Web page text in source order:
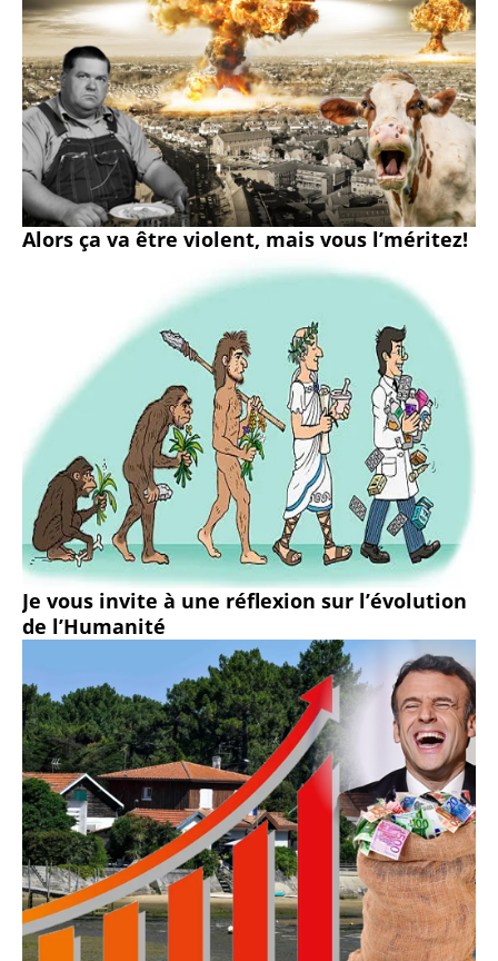
Alors ça va être violent, mais vous l’méritez!
Je vous invite à une réflexion sur l’évolution
de l’Humanité